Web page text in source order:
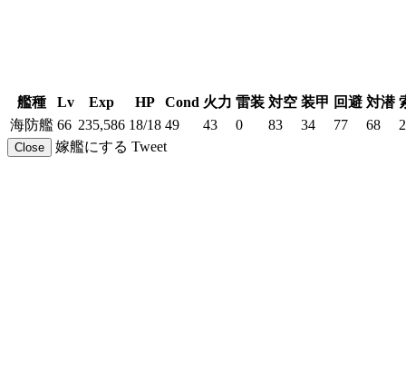
艦種 Lv Exp HP Cond 火力 雷装 対空 装甲 回避 対潜
海防艦 66 235,586 18/18 49 43 0 83 34 77 68
Close 嫁艦にする Tweet